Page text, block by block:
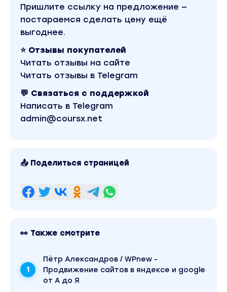
завораживающего языка для достижения
изменений
DVD 14 – Использование завораживающего
языка с реальными проблемами +
демонстрация
DVD 15 – Отработка гипнотической регрессии
и демонстрация "Дней чудес"
терапии
демонстрация
DVD 19 – Как самому применять метод
реинтеграции с пошаговым руководством
Пришлите ссылку на предложение —
постараемся сделать цену ещё
выгоднее.
⭐ Отзывы покупателей
Читать отзывы на сайте
Читать отзывы в Telegram
💬 Связаться с поддержкой
Написать в Telegram
admin@coursx.net
📤 Поделиться страницей
👀 Также смотрите
Пётр Александров / WPnew -
Продвижение сайтов в яндексе и google
от А до Я